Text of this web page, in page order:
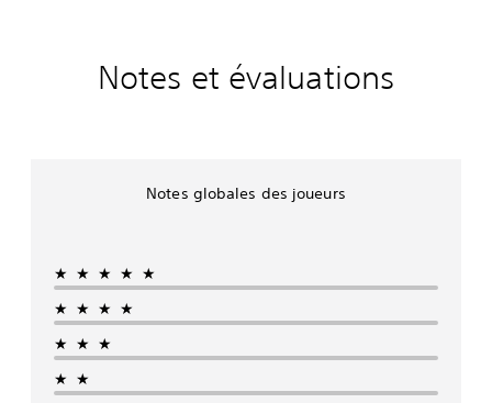
Notes et évaluations
Notes globales des joueurs
★★★★★
★★★★
★★★
★★